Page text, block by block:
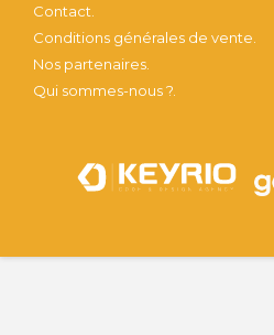
Contact.
Conditions générales de vente.
Nos partenaires.
Qui sommes-nous ?.